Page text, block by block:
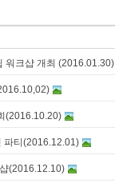
워크샵 개최 (2016.01.30)
(2016.10.20)
파티(2016.12.01)
(2016.12.10)